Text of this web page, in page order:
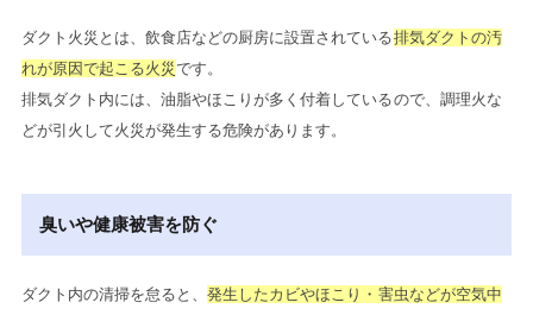
ダクト火災とは、飲食店などの厨房に設置されている排気ダクトの汚
れが原因で起こる火災です。
排気ダクト内には、油脂やほこりが多く付着しているので、調理火な
どが引火して火災が発生する危険があります。
臭いや健康被害を防ぐ
ダクト内の清掃を怠ると、発生したカビやほこり・害虫などが空気中